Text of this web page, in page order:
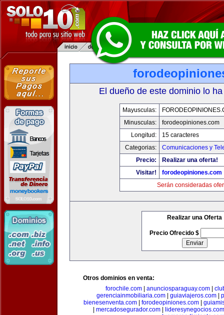
El dueño de este dominio lo
Mayusculas:
Minusculas:
forodeopiniones.com
Longitud:
15 caracteres
Categorias:
Comunicaciones y
Precio:
Realizar una oferta!
Visitar!
forodeopiniones.com
Serán consideradas
Realizar una Oferta
Precio Ofrecido $
Otros dominios en venta:
forochile.com| anunciosparaguay.com|
gerenciainmobiliaria.com
guiaviajeros.com
bienesenventa.com
forodeopiniones.com
mercadosegurador.com
lideresynegocios.com